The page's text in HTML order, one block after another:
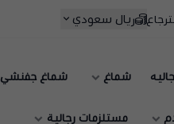
ريال سعودي
في السعودية
شماغ شماغ جفنشي
مستلزمات رجالية